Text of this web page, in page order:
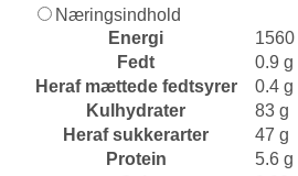
Næringsindhold
Energi
1560
Fedt
0.9 g
Heraf mættede fedtsyrer
0.4 g
Kulhydrater
83 g
Heraf sukkerarter
47 g
Protein
5.6 g